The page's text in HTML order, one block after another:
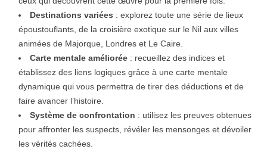
Destinations variées : explorez toute une série de lieux
époustouflants, de la croisière exotique sur le Nil aux villes
animées de Majorque, Londres et Le Caire.
Carte mentale améliorée : recueillez des indices et
établissez des liens logiques grâce à une carte mentale
dynamique qui vous permettra de tirer des déductions et de
faire avancer l’histoire.
Système de confrontation : utilisez les preuves obtenues
pour affronter les suspects, révéler les mensonges et dévoiler
les vérités cachées.